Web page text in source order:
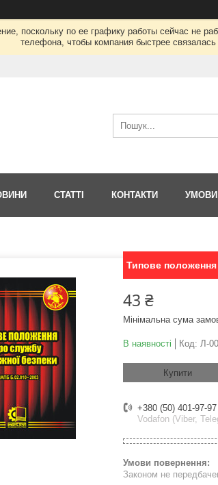
поскольку по ее графику работы сейчас не
телефона, чтобы компания быстрее
СТАТТІ КОНТАКТИ УМОВИ
Типове
43 ₴
Мінімальна сума
В наявності Код: Л-
Купити
+380 (50) 401-97-97
Vodafon (Viber,
Законом не